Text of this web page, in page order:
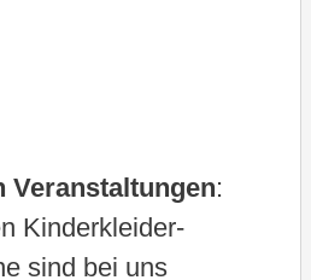
Veranstaltungen:
Kinderkleider-
sind bei uns